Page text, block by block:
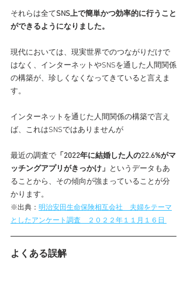
それらは全てSNS上で簡単かつ効率的に行うこと
ができるようになりました。
現代においては、現実世界でのつながりだけで
はなく、インターネットやSNSを通した人間関係
の構築が、珍しくなくなってきていると言えま
す。
インターネットを通じた人間関係の構築で言え
ば、これはSNSではありませんが
最近の調査で 「2022年に結婚した人の22.6%がマ
ッチングアプリがきっかけ」 というデータもあ
ることから、その傾向が強まっていることが分
かります。
※出典： 明治安田生命保険相互会社　夫婦をテーマ
としたアンケート調査　２０２２年１１月１６日
よくある誤解